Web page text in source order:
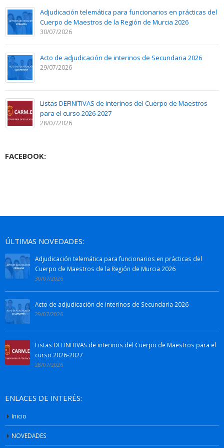
Adjudicación telemática para funcionarios en prácticas del
Cuerpo de Maestros de la Región de Murcia 2026
30/07/2026
Acto de adjudicación de interinos de Secundaria 2026
29/07/2026
Listas DEFINITIVAS de interinos del Cuerpo de Maestros
para el curso 2026-2027
28/07/2026
FACEBOOK:
ÚLTIMAS NOVEDADES:
Adjudicación telemática para funcionarios en prácticas del
Cuerpo de Maestros de la Región de Murcia 2026
30/07/2026
Acto de adjudicación de interinos de Secundaria 2026
29/07/2026
Listas DEFINITIVAS de interinos del Cuerpo de Maestros para el
curso 2026-2027
28/07/2026
ENLACES DE INTERÉS:
Inicio
NOVEDADES